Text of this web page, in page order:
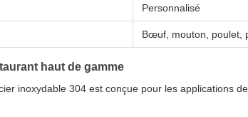
Personnalisé
Bœuf, mouton, poulet,
haut de gamme
inoxydable 304 est conçue pour les applications